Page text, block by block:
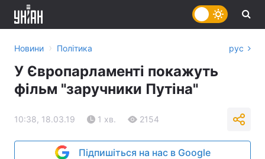
Новини › Політика рус
У Європарламенті покажуть
фільм "заручники Путіна"
10:38, 18.03.19 1 хв. 2154
Підпишіться на нас в Google